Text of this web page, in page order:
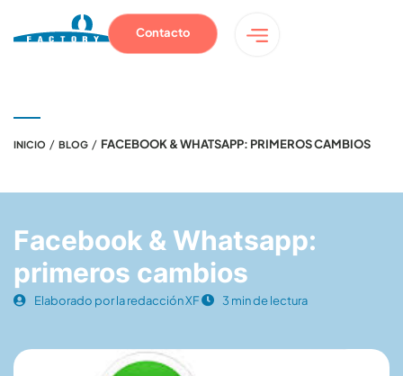
Contacto
INICIO / BLOG / FACEBOOK & WHATSAPP: PRIMEROS CAMBIOS
Facebook & Whatsapp:
primeros cambios
Elaborado por la redacción XF 3 min de lectura